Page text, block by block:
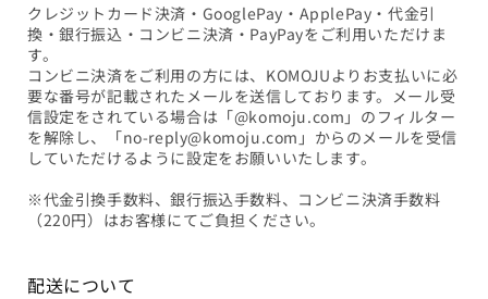
クレジットカード決済・GooglePay・ApplePay・代金引
換・銀行振込・コンビニ決済・PayPayをご利用いただけま
す。
コンビニ決済をご利用の方には、KOMOJUよりお支払いに必
要な番号が記載されたメールを送信しております。メール受
信設定をされている場合は「@komoju.com」のフィルター
を解除し、「no-reply@komoju.com」からのメールを受信
していただけるように設定をお願いいたします。
※代金引換手数料、銀行振込手数料、コンビニ決済手数料
（220円）はお客様にてご負担ください。
配送について